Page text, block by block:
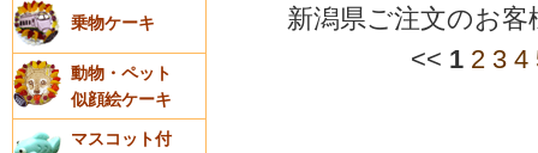
乗物ケーキ
動物・ペット
似顔絵ケーキ
マスコット付
新潟県ご注文のお
<< 1 2 3 4